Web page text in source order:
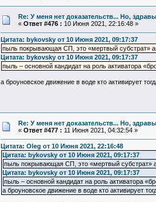
Re: У меня нет доказательств... Но,
« Ответ #476 : 10 Июня 2021, 22:16:48 »
Цитата: bykovsky от 10 Июня 2021, 09:17:37
пыль покрывающая СП, это «мертвый субстрат»
Цитата: bykovsky от 10 Июня 2021, 09:17:37
пыль – основной кандидат на роль активатора
а броуновское движение в воде кто активирует
Re: У меня нет доказательств... Но,
« Ответ #477 : 11 Июня 2021, 04:32:54 »
Цитата: Oleg от 10 Июня 2021, 22:16:48
Цитата: bykovsky от 10 Июня 2021, 09:17:37
пыль покрывающая СП, это «мертвый субстрат»
Цитата: bykovsky от 10 Июня 2021, 09:17:37
пыль – основной кандидат на роль активатора
а броуновское движение в воде кто активирует